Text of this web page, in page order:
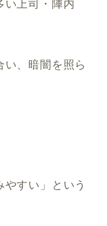
い上司・陣内
い、暗闇を照ら
すい」という